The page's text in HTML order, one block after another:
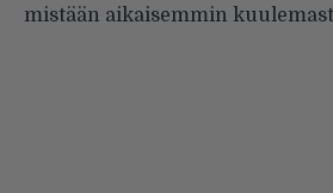
mistään aikaisemmin